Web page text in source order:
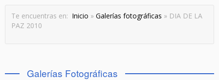
Te encuentras en: Inicio » Galerías fotográficas » DIA DE LA
PAZ 2010
Galerías Fotográficas